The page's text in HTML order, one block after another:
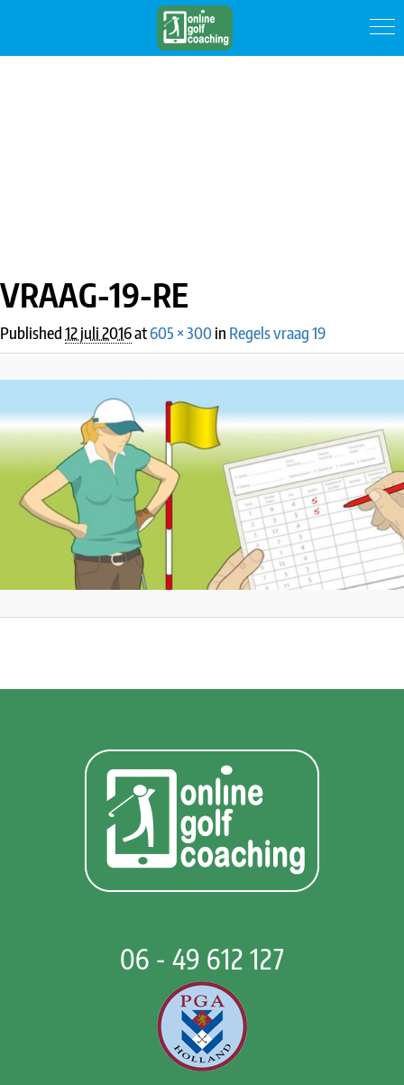
VRAAG-19-RE
Published12 juli 2016at605 × 300in Regels vraag 19
06 - 49 612 127